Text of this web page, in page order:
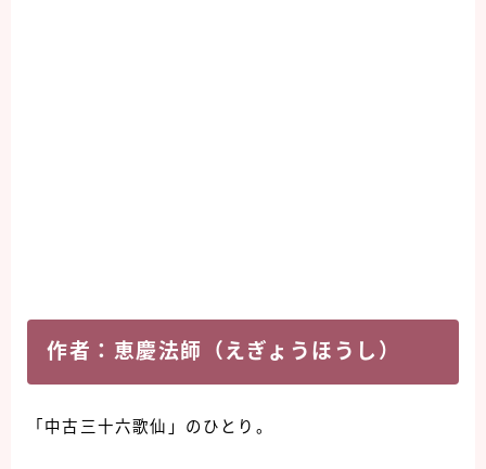
作者：恵慶法師（えぎょうほうし）
「中古三十六歌仙」のひとり。